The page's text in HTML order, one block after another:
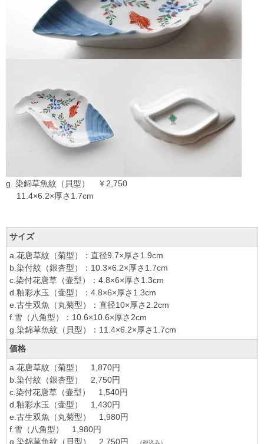
g. 染錦草魚紋（貝型） ￥2,750
11.4×6.2×厚さ1.7cm
サイズ
a.花唐草紋（菊型）：直径9.7×厚さ1.9cm
b.染付紋（銀杏型）：10.3×6.2×厚さ1.7cm
c.染付花唐草（壷型）：4.8×6×厚さ1.3cm
d.釉彩水玉（壷型）：4.8×6×厚さ1.3cm
e.古生双魚（丸菊型）：直径10×厚さ2.2cm
f.雪（八角型）：10.6×10.6×厚さ2cm
g.染錦草魚紋（貝型）：11.4×6.2×厚さ1.7cm
価格
a.花唐草紋（菊型） 1,870円
b.染付紋（銀杏型） 2,750円
c.染付花唐草（壷型） 1,540円
d.釉彩水玉（壷型） 1,430円
e.古生双魚（丸菊型） 1,980円
f.雪（八角型） 1,980円
g.染錦草魚紋（貝型） 2,750円